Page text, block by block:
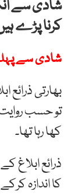
شادی سے
کرنا پڑے
شادی سے
بھارتی
تو حسب
کھا رہا تھا۔
ذرائع ابلاغ
کا اندازہ